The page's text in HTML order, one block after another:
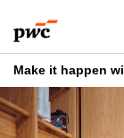
to
content
to
footer
Make it happen